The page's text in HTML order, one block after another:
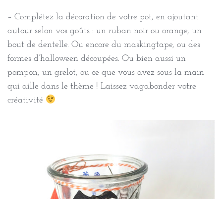
– Complétez la décoration de votre pot, en ajoutant
autour selon vos goûts : un ruban noir ou orange, un
bout de dentelle. Ou encore du maskingtape, ou des
formes d’halloween découpées. Ou bien aussi un
pompon, un grelot, ou ce que vous avez sous la main
qui aille dans le thème ! Laissez vagabonder votre
créativité